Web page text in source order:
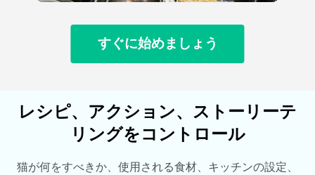
すぐに始めましょう
レシピ、アクション、ストーリーテ
リングをコントロール
猫が何をすべきか、使用される食材、キッチンの設定、